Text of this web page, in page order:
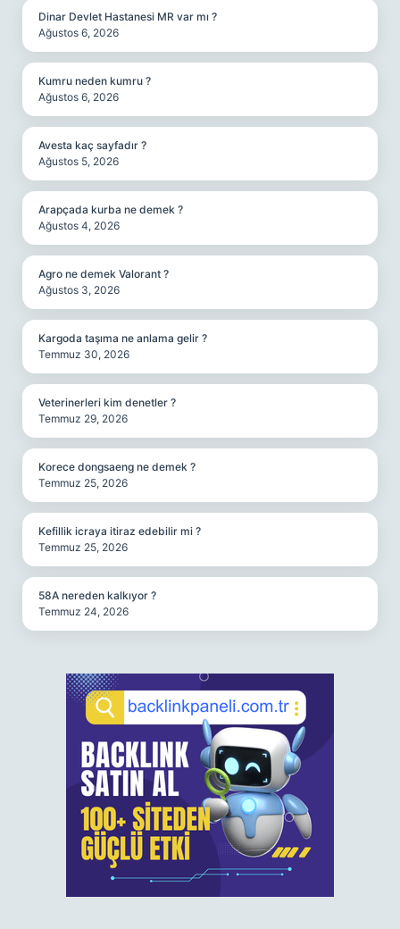
Dinar Devlet Hastanesi MR var mı ?
Ağustos 6, 2026
Kumru neden kumru ?
Ağustos 6, 2026
Avesta kaç sayfadır ?
Ağustos 5, 2026
Arapçada kurba ne demek ?
Ağustos 4, 2026
Agro ne demek Valorant ?
Ağustos 3, 2026
Kargoda taşıma ne anlama gelir ?
Temmuz 30, 2026
Veterinerleri kim denetler ?
Temmuz 29, 2026
Korece dongsaeng ne demek ?
Temmuz 25, 2026
Kefillik icraya itiraz edebilir mi ?
Temmuz 25, 2026
58A nereden kalkıyor ?
Temmuz 24, 2026